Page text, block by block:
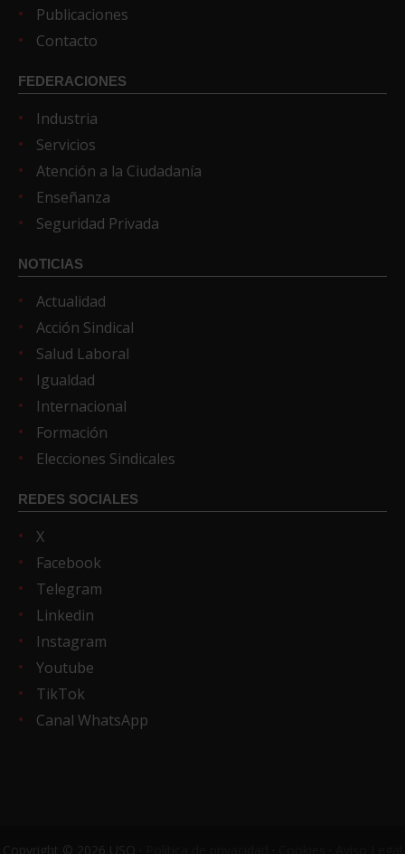
Publicaciones
Contacto
FEDERACIONES
Industria
Servicios
Atención a la Ciudadanía
Enseñanza
Seguridad Privada
NOTICIAS
Actualidad
Acción Sindical
Salud Laboral
Igualdad
Internacional
Formación
Elecciones Sindicales
REDES SOCIALES
X
Facebook
Telegram
Linkedin
Instagram
Youtube
TikTok
Canal WhatsApp
Copyright © 2026 USO ·